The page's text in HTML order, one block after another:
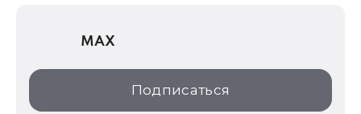
1С:Дистрибьюция
1С:Образование
ИТС.1C.ru
MAX
Подписаться